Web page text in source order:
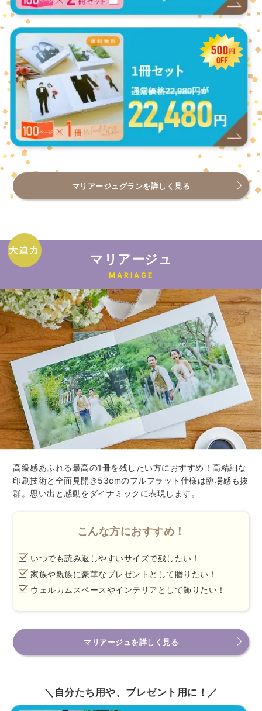
マリアージュグランを詳しく見る
マリアージュ
MARIAGE
高級感あふれる最高の1冊を残したい方におすすめ！高精細な
印刷技術と全面見開き53cmのフルフラット仕様は臨場感も抜
群。思い出と感動をダイナミックに表現します。
こんな方におすすめ！
いつでも読み返しやすいサイズで残したい！
家族や親族に豪華なプレゼントとして贈りたい！
ウェルカムスペースやインテリアとして飾りたい！
マリアージュを詳しく見る
＼自分たち用や、プレゼント用に！／